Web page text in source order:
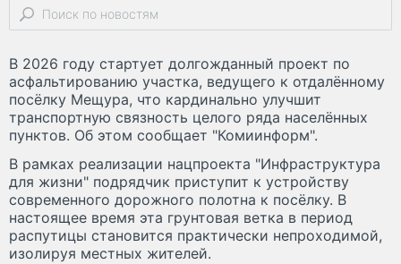
В 2026 году стартует долгожданный проект по
асфальтированию участка, ведущего к отдалённому
посёлку Мещура, что кардинально улучшит
транспортную связность целого ряда населённых
пунктов. Об этом сообщает "Комиинформ".
В рамках реализации нацпроекта "Инфраструктура
для жизни" подрядчик приступит к устройству
современного дорожного полотна к посёлку. В
настоящее время эта грунтовая ветка в период
распутицы становится практически непроходимой,
изолируя местных жителей.